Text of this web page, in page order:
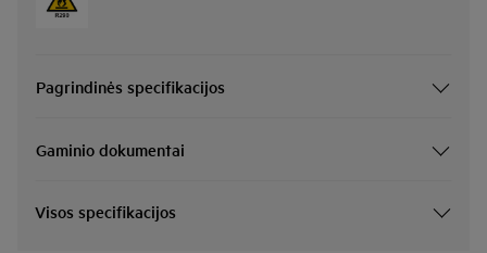
Pagrindinės specifikacijos
Gaminio dokumentai
Visos specifikacijos